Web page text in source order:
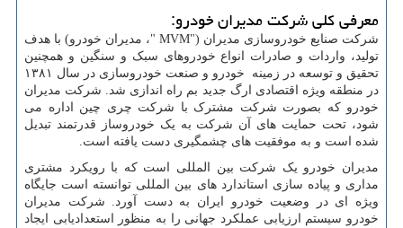
معرفی کلی شرکت مدیران خودرو:
شرکت صنایع خودروسازی مدیران ("MVM "، مدیران خودرو) با هدف
تولید، واردات و صادرات انواع خودروهای سبک و سنگین و همچنین
تحقیق و توسعه در زمینه خودرو و صنعت خودروسازی در سال ۱۳۸۱
در منطقه ویژه اقتصادی ارگ جدید بم راه اندازی شد. شرکت مدیران
خودرو که بصورت شرکت مشترک با شرکت چری چین اداره می
شود، تحت حمایت های آن شرکت به یک خودروساز قدرتمند تبدیل
شده است و به موفقیت های چشمگیری دست یافته است.
مدیران خودرو یک شرکت بین المللی است که با رویکرد مشتری
مداری و پیاده سازی استاندارد های بین المللی توانسته است جایگاه
ویژه ای در وضعیت خودرو ایران به دست آورد. شرکت مدیران
خودرو سیستم ارزیابی عملکرد جهانی را به منظور استعدادیابی ایجاد